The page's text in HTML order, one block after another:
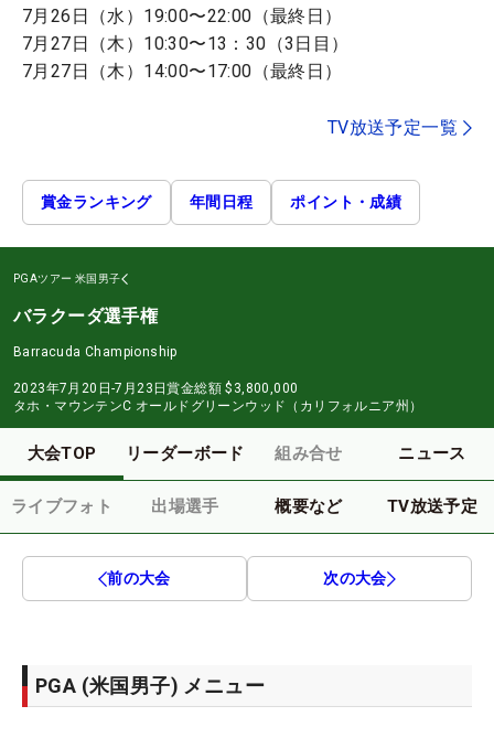
7月26日（水）19:00〜22:00（最終日）
7月27日（木）10:30〜13：30（3日目）
7月27日（木）14:00〜17:00（最終日）
TV放送予定一覧
賞金ランキング 年間日程 ポイント・成績
PGAツアー 米国男子
バラクーダ選手権
Barracuda Championship
2023年7月20日-7月23日賞金総額 $3,800,000
タホ・マウンテンC オールドグリーンウッド（カリフォルニア州）
大会TOP リーダーボード 組み合せ ニュース
ライブフォト 出場選手 概要など TV放送予定
前の大会 次の大会
PGA (米国男子) メニュー